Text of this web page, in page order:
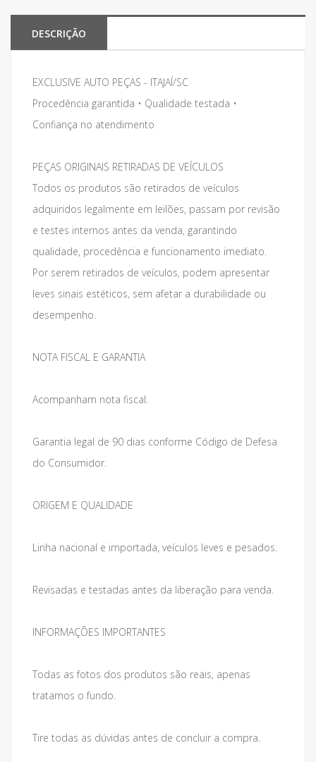
DESCRIÇÃO
EXCLUSIVE AUTO PEÇAS - ITAJAÍ/SC
Procedência garantida • Qualidade testada •
Confiança no atendimento
PEÇAS ORIGINAIS RETIRADAS DE VEÍCULOS
Todos os produtos são retirados de veículos
adquiridos legalmente em leilões, passam por revisão
e testes internos antes da venda, garantindo
qualidade, procedência e funcionamento imediato.
Por serem retirados de veículos, podem apresentar
leves sinais estéticos, sem afetar a durabilidade ou
desempenho.
NOTA FISCAL E GARANTIA
Acompanham nota fiscal.
Garantia legal de 90 dias conforme Código de Defesa
do Consumidor.
ORIGEM E QUALIDADE
Linha nacional e importada, veículos leves e pesados.
Revisadas e testadas antes da liberação para venda.
INFORMAÇÕES IMPORTANTES
Todas as fotos dos produtos são reais, apenas
tratamos o fundo.
Tire todas as dúvidas antes de concluir a compra.